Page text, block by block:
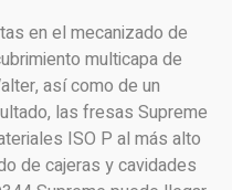
en el mecanizado de
multicapa de
así como de un
las fresas Supreme
ISO P al más alto
de cajeras y cavidades